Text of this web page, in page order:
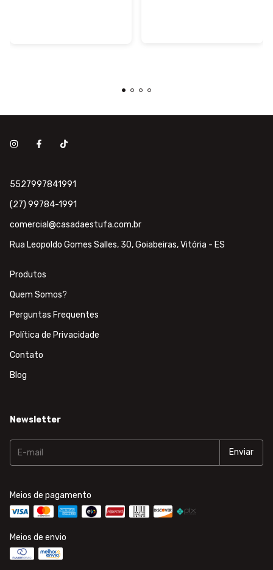
5527997841991
(27) 99784-1991
comercial@casadaestufa.com.br
Rua Leopoldo Gomes Salles, 30, Goiabeiras, Vitória - ES
Produtos
Quem Somos?
Perguntas Frequentes
Política de Privacidade
Contato
Blog
Newsletter
Meios de pagamento
Meios de envio